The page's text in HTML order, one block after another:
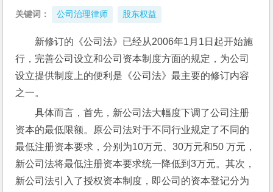
关键词： 公司治理律师 股东权益
新修订的《公司法》已经从2006年1月1日起开始施
行，完善公司设立和公司资本制度方面的规定，为公司
设立提供制度上的便利是《公司法》最主要的修订内容
之一。
具体而言，首先，新公司法大幅度下调了公司注册
资本的最低限额。原公司法对于不同行业规定了不同的
最低注册资本要求，分别为10万元、30万元和50 万元，
新公司法将最低注册资本要求统一降低到3万元。其次，
新公司法引入了授权资本制度，即公司的资本登记分为